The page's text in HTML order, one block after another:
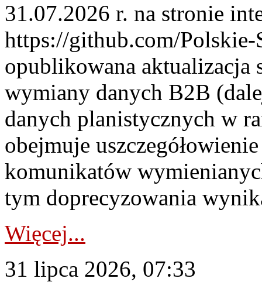
31.07.2026 r. na stronie
https://github.com/Polskie-
opublikowana aktualizacja
wymiany danych B2B
danych planistycznych w
obejmuje
komunikatów
tym doprecyzowania
Więcej...
31 lipca 2026, 07:33